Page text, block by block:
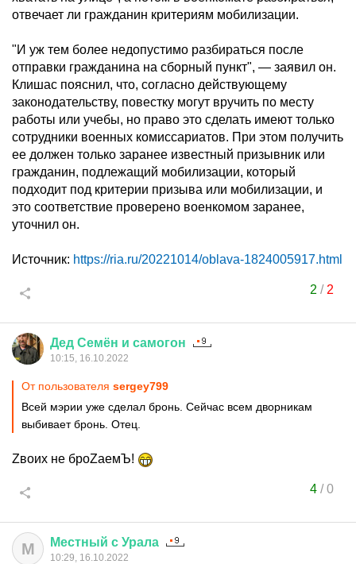
отвечает ли гражданин критериям мобилизации.
"И уж тем более недопустимо разбираться после
отправки гражданина на сборный пункт", — заявил он.
Клишас пояснил, что, согласно действующему
законодательству, повестку могут вручить по месту
работы или учебы, но право это сделать имеют только
сотрудники военных комиссариатов. При этом получить
ее должен только заранее известный призывник или
гражданин, подлежащий мобилизации, который
подходит под критерии призыва или мобилизации, и
это соответствие проверено военкомом заранее,
уточнил он.
Источник: https://ria.ru/20221014/oblava-1824005917.html
2 / 2
Дед Семён и самогон
10:15, 16.10.2022
От пользователя sergey799
Всей мэрии уже сделал бронь. Сейчас всем дворникам
выбивает бронь. Отец.
Zвоих не броZаемЪ!
4/0
М Местный с Урала
10:29, 16.10.2022